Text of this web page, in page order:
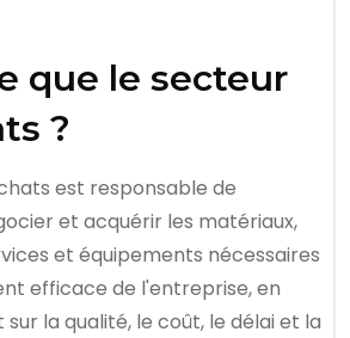
que le secteur
?
est responsable de
et acquérir les matériaux,
et équipements nécessaires
efficace de l'entreprise, en
la qualité, le coût, le délai et la